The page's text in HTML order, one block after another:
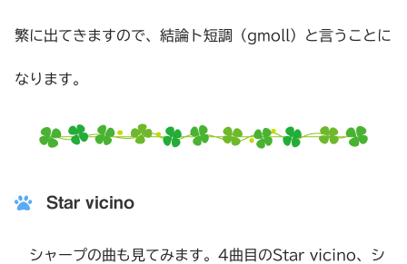
繁に出てきますので、結論ト短調（gmoll）と言うことに
なります。
Star vicino
シャープの曲も見てみます。4曲目のStar vicino、シ